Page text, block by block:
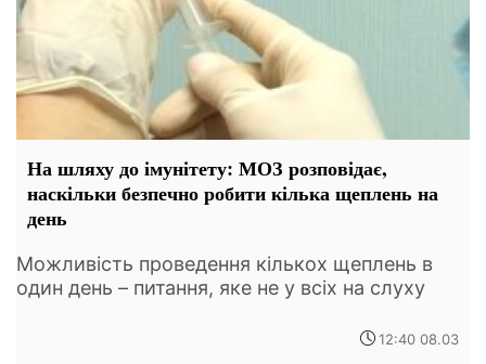
На шляху до імунітету: МОЗ розповідає,
наскільки безпечно робити кілька щеплень на
день
Можливість проведення кількох щеплень в
один день – питання, яке не у всіх на слуху
12:40 08.03